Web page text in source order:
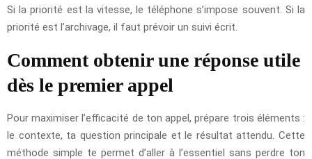
Si la priorité est la vitesse, le téléphone s’impose souvent. Si la
priorité est l’archivage, il faut prévoir un suivi écrit.
Comment obtenir une réponse utile
dès le premier appel
Pour maximiser l’efficacité de ton appel, prépare trois éléments :
le contexte, ta question principale et le résultat attendu. Cette
méthode simple te permet d’aller à l’essentiel sans perdre ton